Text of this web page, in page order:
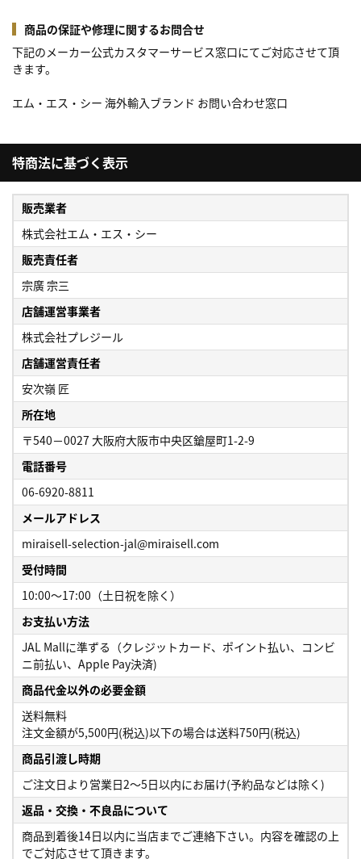
商品の保証や修理に関するお問合せ
下記のメーカー公式カスタマーサービス窓口にてご対応させて頂
きます。
エム・エス・シー 海外輸入ブランド お問い合わせ窓口
特商法に基づく表示
販売業者
株式会社エム・エス・シー
販売責任者
宗廣 宗三
店舗運営事業者
株式会社プレジール
店舗運営責任者
安次嶺 匠
所在地
〒540－0027 大阪府大阪市中央区鎗屋町1-2-9
電話番号
06-6920-8811
メールアドレス
miraisell-selection-jal@miraisell.com
受付時間
10:00～17:00（土日祝を除く）
お支払い方法
JAL Mallに準ずる（クレジットカード、ポイント払い、コンビ
ニ前払い、Apple Pay決済)
商品代金以外の必要金額
送料無料
注文金額が5,500円(税込)以下の場合は送料750円(税込)
商品引渡し時期
ご注文日より営業日2～5日以内にお届け(予約品などは除く)
返品・交換・不良品について
商品到着後14日以内に当店までご連絡下さい。内容を確認の上
でご対応させて頂きます。